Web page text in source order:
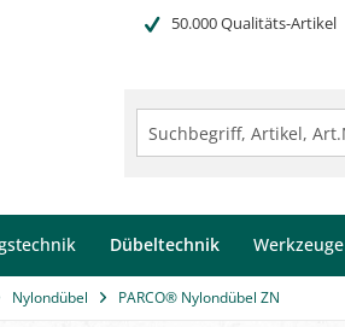
50.000 Qualitäts-Artikel
Dübeltechnik Werkzeuge
Nylondübel PARCO® Nylondübel ZN